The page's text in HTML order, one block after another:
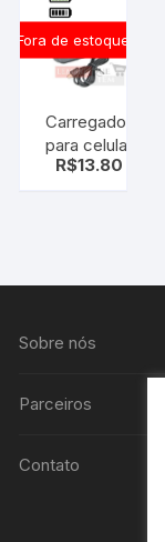
Fora de estoque
Carregador
para celular
(smartphone)
R$13.80
Sobre nós
Parceiros
Contato